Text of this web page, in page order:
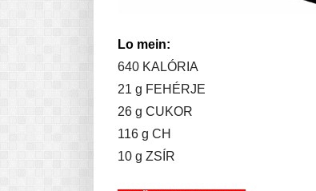
Lo mein:
640 KALÓRIA
21 g FEHÉRJE
26 g CUKOR
116 g CH
10 g ZSÍR